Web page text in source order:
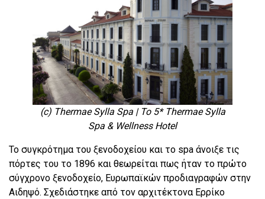
(c) Thermae Sylla Spa | Το 5* Thermae Sylla
Spa & Wellness Hotel
Το συγκρότημα του ξενοδοχείου και το spa άνοιξε τις
πόρτες του το 1896 και θεωρείται πως ήταν το πρώτο
σύγχρονο ξενοδοχείο, Ευρωπαϊκών προδιαγραφών στην
Αιδηψό. Σχεδιάστηκε από τον αρχιτέκτονα Ερρίκο